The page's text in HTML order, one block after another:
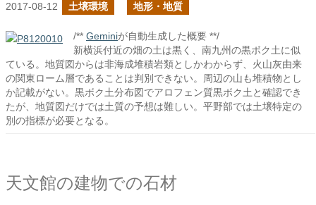
2017-08-12 土壌環境 地形・地質
/** Geminiが自動生成した概要 **/
新横浜付近の畑の土は黒く、南九州の黒ボク土に似
ている。地質図からは非海成堆積岩類としかわからず、火山灰由来
の関東ローム層であることは判別できない。周辺の山も堆積物とし
か記載がない。黒ボク土分布図でアロフェン質黒ボク土と確認でき
たが、地質図だけでは土質の予想は難しい。平野部では土壌特定の
別の指標が必要となる。
天文館の建物での石材